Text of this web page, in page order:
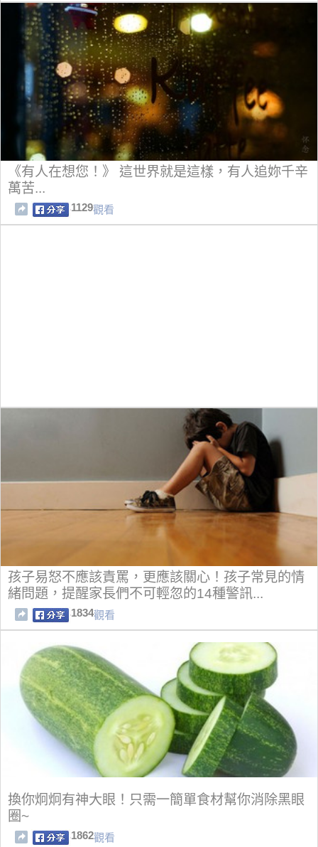
《有人在想您！》 這世界就是這樣，有人追妳千辛
萬苦...
1129觀看
孩子易怒不應該責罵，更應該關心！孩子常見的情
緒問題，提醒家長們不可輕忽的14種警訊...
1834觀看
換你炯炯有神大眼！只需一簡單食材幫你消除黑眼
圈~
1862觀看